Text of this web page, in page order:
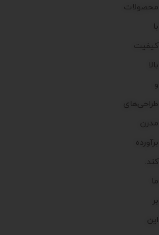
محصولات
با
کیفیت
بالا
و
طراحی‌های
مدرن
برآورده
کند.
ما
بر
این